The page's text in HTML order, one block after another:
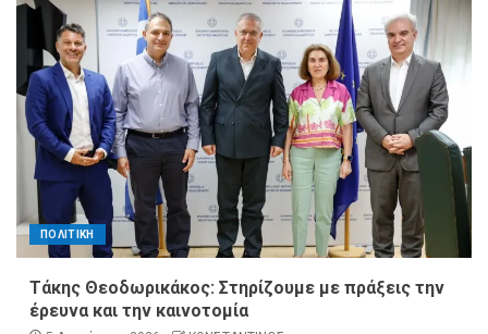
ΠΟΛΙΤΙΚΗ
Τάκης Θεοδωρικάκος: Στηρίζουμε με πράξεις την
έρευνα και την καινοτομία